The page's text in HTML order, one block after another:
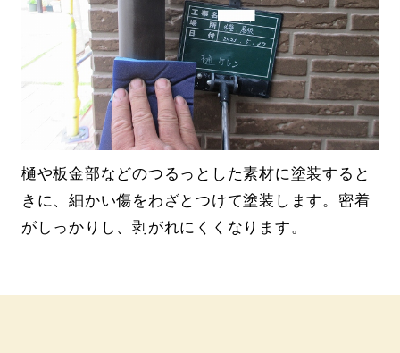
樋や板金部などのつるっとした素材に塗装すると
きに、細かい傷をわざとつけて塗装します。密着
がしっかりし、剥がれにくくなります。